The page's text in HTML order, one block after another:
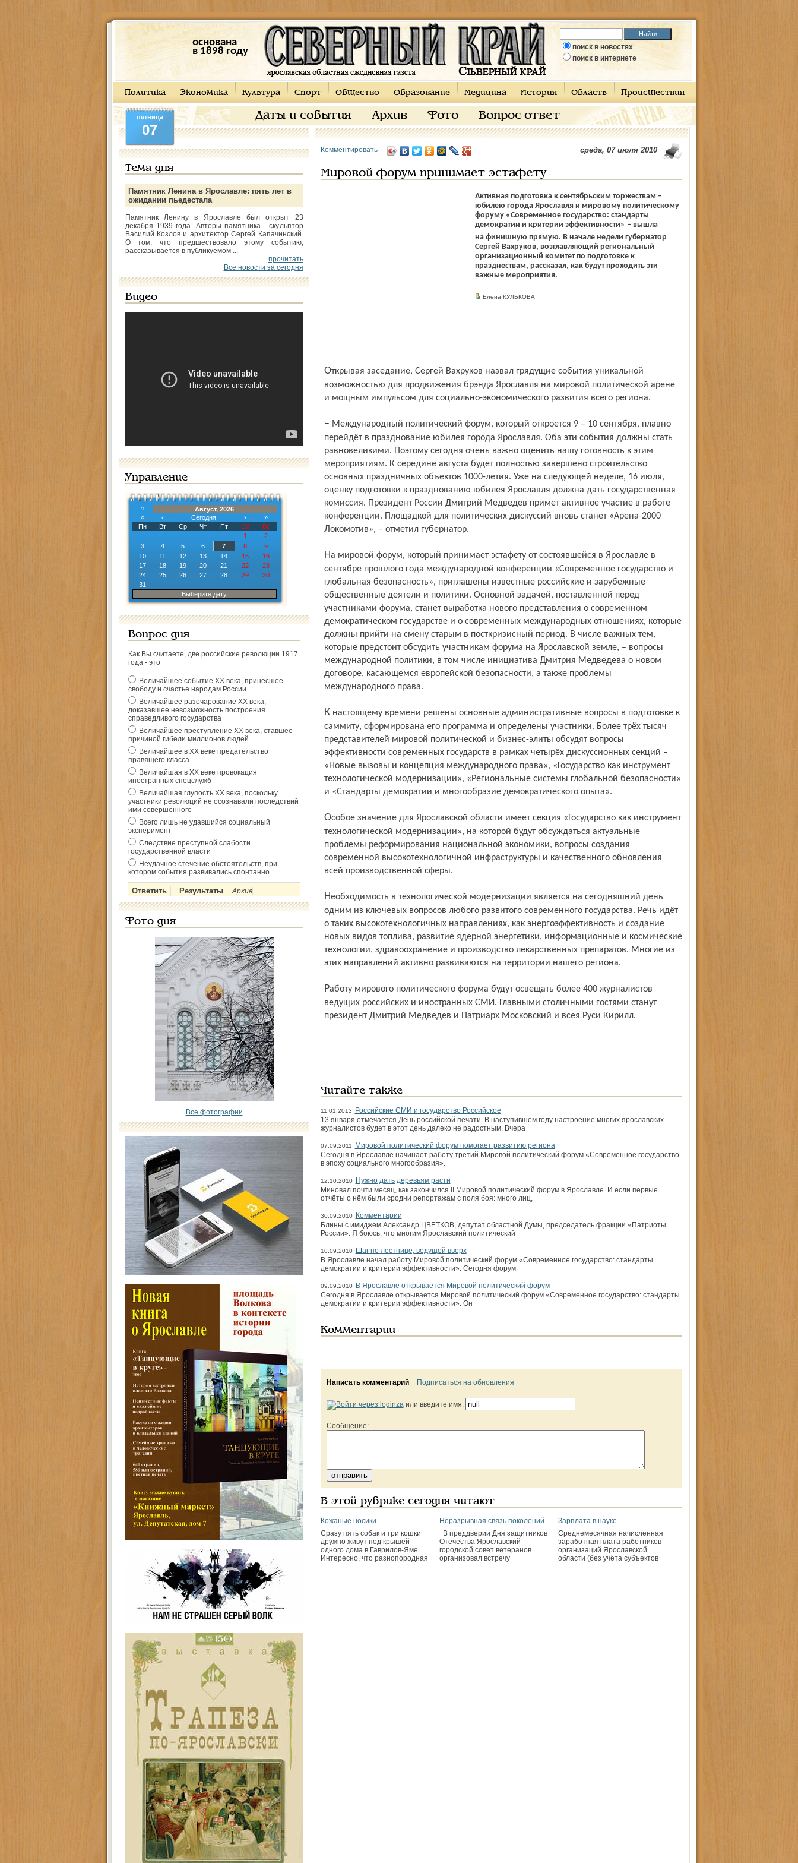
основана
в 1898 году
поиск в новостях
поиск в интернете
Политика Экономика Культура Спорт Общество Образование Медицина История Область Происшествия
Даты и события Архив Фото Вопрос-ответ
пятница
07
Тема дня
Памятник Ленина в Ярославле: пять лет в
ожидании пьедестала
Памятник Ленину в Ярославле был открыт 23
декабря 1939 года. Авторы памятника - скульптор
Василий Козлов и архитектор Сергей Капачинский.
О том, что предшествовало этому событию,
рассказывается в публикуемом ...
прочитать
Все новости за сегодня
Видео
Управление
?
Август, 2026
«
‹ Сегодня ›
»
Пн
Вт Ср Чт Пт Сб
Вс
1
2
3
4 5 6 7 8
9
10
11 12 13 14 15
16
17
18 19 20 21 22
23
24
25 26 27 28 29
30
31
Выберите дату
Вопрос дня
Как Вы считаете, две российские революции 1917
года - это
Величайшее событие ХХ века, принёсшее
свободу и счастье народам России
Величайшее разочарование ХХ века,
доказавшее невозможность построения
справедливого государства
Величайшее преступление ХХ века, ставшее
причиной гибели миллионов людей
Величайшее в ХХ веке предательство
правящего класса
Величайшая в ХХ веке провокация
иностранных спецслужб
Величайшая глупость ХХ века, поскольку
участники революций не осознавали последствий
ими совершённого
Всего лишь не удавшийся социальный
эксперимент
Следствие преступной слабости
государственной власти
Неудачное стечение обстоятельств, при
котором события развивались спонтанно
Архив
Фото дня
Все фотографии
Комментировать среда, 07 июля 2010
Мировой форум принимает эстафету
Активная подготовка к сентябрьским торжествам –
юбилею города Ярославля и мировому политическому
форуму «Современное государство: стандарты
демократии и критерии эффективности» – вышла
на финишную прямую. В начале недели губернатор
Сергей Вахруков, возглавляющий региональный
организационный комитет по подготовке к
празднествам, рассказал, как будут проходить эти
важные мероприятия.
Елена КУЛЬКОВА
Открывая заседание, Сергей Вахруков назвал грядущие события уникальной
возможно­стью для продвижения брэнда Ярославля на мировой политической арене
и мощным импульсом для социально-экономического развития всего региона.
– Международный политический форум, который откроется 9 – 10 сентября, плавно
перейдёт в празднование юбилея города Ярославля. Оба эти события должны стать
равновеликими. Поэтому сегодня очень важно оценить нашу готовность к этим
мероприятиям. К середине августа будет полностью завершено строительство
основных праздничных объектов 1000-летия. Уже на следующей неделе, 16 июля,
оценку подготовки к празднованию юбилея Ярославля должна дать государственная
комиссия. Президент России Дмитрий Медведев примет активное участие в работе
конференции. Площадкой для политических дискуссий вновь станет «Арена-2000
Локомотив», – отметил губернатор.
На мировой форум, который принимает эстафету от состоявшейся в Ярославле в
сентябре прошлого года международной конференции «Современное государство и
глобальная безопасность», приглашены известные российские и зарубежные
общественные деятели и политики. Основной задачей, поставленной перед
участниками форума, станет выработка нового представления о современном
демократическом государстве и о современных международных отношениях, которые
должны прийти на смену старым в посткризисный период. В числе важных тем,
которые предстоит обсудить участникам форума на Ярославской земле, – вопросы
международной политики, в том числе инициатива Дмитрия Медведева о новом
договоре, касающемся европейской безопасности, а также проблемы
международного права.
К настоящему времени решены основные административные вопросы в подготовке к
саммиту, сформирована его программа и определены участники. Более трёх тысяч
представителей мировой политической и бизнес-элиты обсудят вопросы
эффективности современных государств в рамках четырёх дискуссионных секций –
«Новые вызовы и концепция международного права», «Государство как инструмент
технологической модернизации», «Региональные системы глобальной безопасности»
и «Стандарты демократии и многообразие демократического опыта».
Особое значение для Ярославской области имеет секция «Государство как инструмент
технологической модернизации», на которой будут обсуждаться актуальные
проблемы реформирования на­циональной экономики, вопросы создания
современной высокотехнологичной инфраструктуры и качественного обновления
всей производственной сферы.
Необходимость в технологической модернизации является на сегодняшний день
одним из ключевых вопросов любого развитого современного государства. Речь идёт
о таких высокотехнологичных направлениях, как энергоэффективность и создание
новых видов топлива, развитие ядерной энергетики, информационные и космические
технологии, здравоохранение и производ­ство лекарственных препаратов. Многие из
этих направлений активно развиваются на территории нашего региона.
Работу мирового политического форума будут освещать более 400 журналистов
ведущих российских и иностранных СМИ. Главными столичными гостями станут
президент Дмитрий Медведев и Патриарх Московский и всея Руси Кирилл.
Читайте также
11.01.2013
Российские СМИ и государство Российское
13 января отмечается День российской печати. В наступившем году настроение многих ярославских
журналистов будет в этот день далеко не радостным. Вчера
07.09.2011
Мировой политический форум помогает развитию региона
Сегодня в Ярославле начинает работу третий Мировой политический форум «Современное государство
в эпоху социального многообразия».
12.10.2010
Нужно дать деревьям расти
Миновал почти месяц, как закончился II Мировой политический форум в Ярославле. И если первые
отчёты о нём были сродни репортажам с поля боя: много лиц,
30.09.2010
Комментарии
Блины с имиджем Александр ЦВЕТКОВ, депутат областной Думы, председатель фракции «Патриоты
России». Я боюсь, что многим Яро­славский политический
10.09.2010
Шаг по лестнице, ведущей вверх
В Ярославле начал работу Мировой политический форум «Современное государство: стандарты
демократии и критерии эффективности». Сегодня форум
09.09.2010
В Ярославле открывается Мировой политический форум
Сегодня в Ярославле открывается Мировой политический форум «Современное государство: стандарты
демократии и критерии эффективности». Он
Комментарии
Написать комментарий Подписаться на обновления
или введите имя:
Сообщение:
В этой рубрике сегодня читают
Кожаные носики
Сразу пять собак и три кошки
дружно живут под крышей
одного дома в Гаврилов-Яме.
Интересно, что разнопородная
Неразрывная связь поколений
В преддверии Дня защитников
Отечества Ярославский
городской совет ветеранов
организовал встречу
Зарплата в науке...
Среднемесячная начисленная
заработная плата работников
организаций Ярославской
области (без учёта субъектов